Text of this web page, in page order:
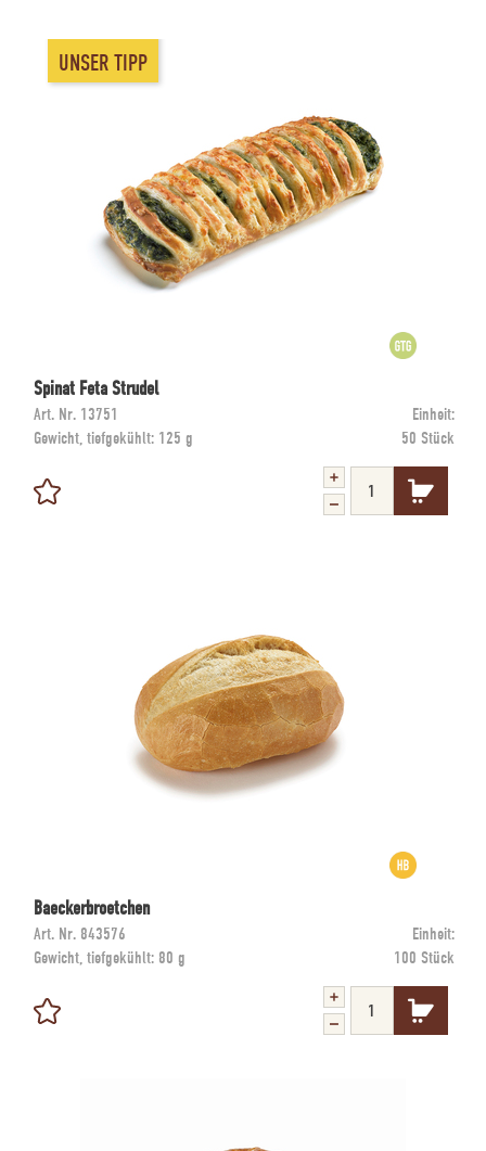
UNSER TIPP
Spinat Feta Strudel
Art. Nr. 13751
Einheit:
Gewicht, tiefgekühlt: 125 g 50 Stück
Baeckerbroetchen
Art. Nr. 843576
Einheit:
Gewicht, tiefgekühlt: 80 g 100 Stück